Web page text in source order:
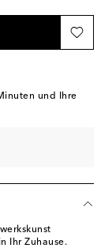
und Ihre
Ihr Zuhause.